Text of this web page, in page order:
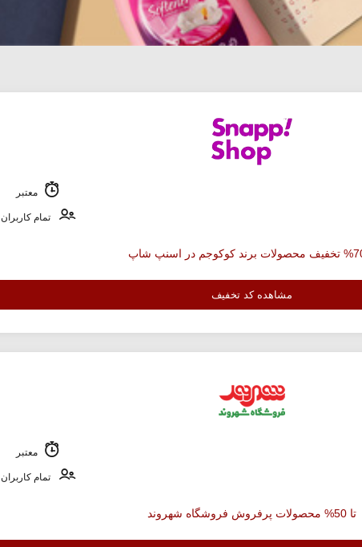
معتبر
تمام کاربران
مشاهده کد تخفیف
معتبر
تمام کاربران
تا 50% محصولات پرفروش فروشگاه شهروند